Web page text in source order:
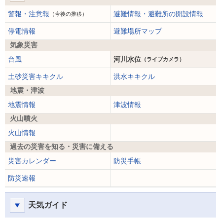
警報・注意報 （今後の推移） 避難情報・避難所の開設情報
停電情報
避難場所マップ
気象災害
台風
河川水位 （ライブカメラ）
土砂災害キキクル
洪水キキクル
地震・津波
地震情報
津波情報
火山噴火
火山情報
過去の災害を知る・災害に備える
災害カレンダー
防災手帳
防災速報
天気ガイド